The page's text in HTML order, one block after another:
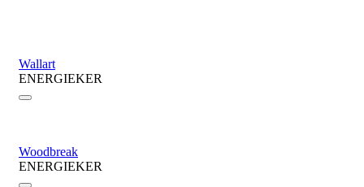
Wallart
ENERGIEKER
Woodbreak
ENERGIEKER